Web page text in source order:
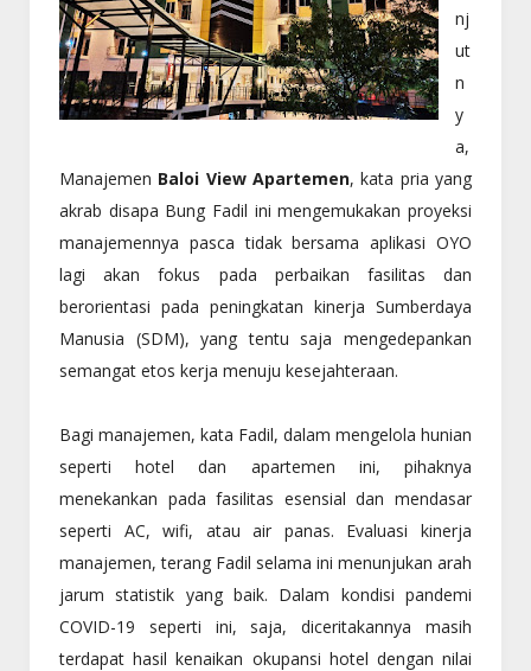
Citra Beton Cabut Dukungan
PT. Nindya Karya Pada
Pengadaan Taxiway dan Apron
Bandara Hang Nadim
September 05 2020 Radio
NASIONAL
Gusril Alizar Jabat Ketua Ranting
PPM Kecamatan Bengkong
Agustus 18 2020 Radio
nj
ut
n
y
a,
Manajemen Baloi View Apartemen, kata pria yang
akrab disapa Bung Fadil ini mengemukakan proyeksi
manajemennya pasca tidak bersama aplikasi OYO
lagi akan fokus pada perbaikan fasilitas dan
berorientasi pada peningkatan kinerja Sumberdaya
Manusia (SDM), yang tentu saja mengedepankan
semangat etos kerja menuju kesejahteraan.
Bagi manajemen, kata Fadil, dalam mengelola hunian
seperti hotel dan apartemen ini, pihaknya
menekankan pada fasilitas esensial dan mendasar
seperti AC, wifi, atau air panas. Evaluasi kinerja
manajemen, terang Fadil selama ini menunjukan arah
jarum statistik yang baik. Dalam kondisi pandemi
COVID-19 seperti ini, saja, diceritakannya masih
terdapat hasil kenaikan okupansi hotel dengan nilai